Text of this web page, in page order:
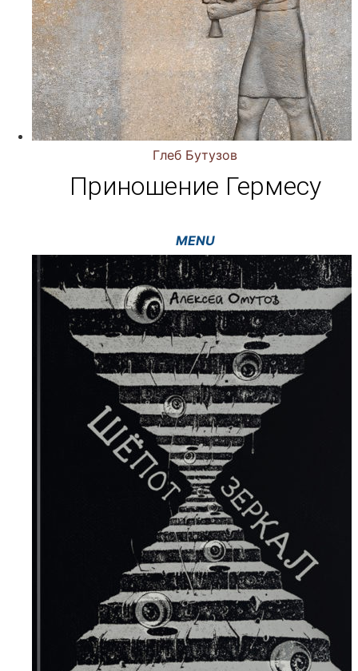
Глеб Бутузов
Приношение Гермесу